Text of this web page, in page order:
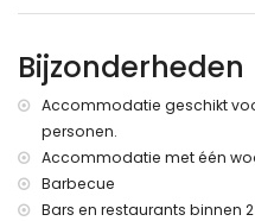
mooie tuin met gazon,
barbecue
buitendouche
dakterras
Meer informatie
Bijzonderheden
Accommodatie geschikt
personen.
Accommodatie met één
Barbecue
Bars en restaurants binnen